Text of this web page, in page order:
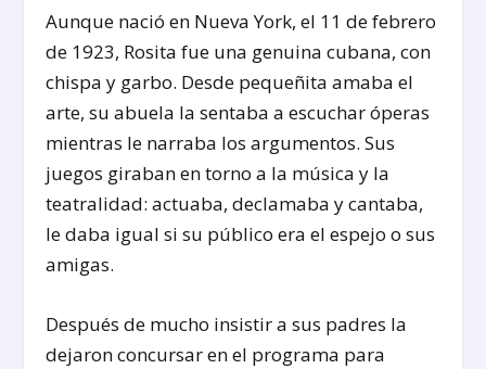
Aunque nació en Nueva York, el 11 de febrero
de 1923, Rosita fue una genuina cubana, con
chispa y garbo. Desde pequeñita amaba el
arte, su abuela la sentaba a escuchar óperas
mientras le narraba los argumentos. Sus
juegos giraban en torno a la música y la
teatralidad: actuaba, declamaba y cantaba,
le daba igual si su público era el espejo o sus
amigas.
Después de mucho insistir a sus padres la
dejaron concursar en el programa para